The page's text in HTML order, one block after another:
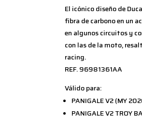
El icónico diseño de
fibra de carbono en un
en algunos circuitos y
con las de la moto,
racing.
REF. 96981361AA
Válido para:
PANIGALE V2 (MY
PANIGALE V2 TROY